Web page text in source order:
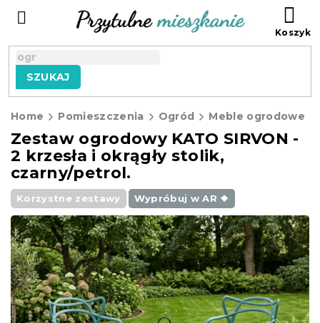
SZUKAJ
Home Pomieszczenia Ogród Meble ogrodowe
Zestaw ogrodowy KATO SIRVON -
2 krzesła i okrągły stolik,
czarny/petrol.
Korzystne zestawy Wypróbuj w AR ❖